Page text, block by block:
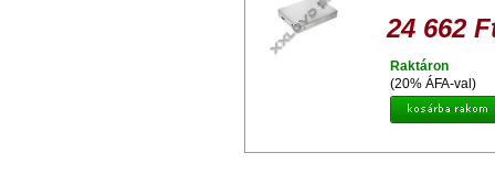
24 662
(20% ÁFA-val)
Raktáron